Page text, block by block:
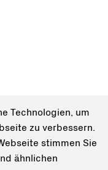
Technologien, um
zu verbessern.
stimmen Sie
ähnlichen